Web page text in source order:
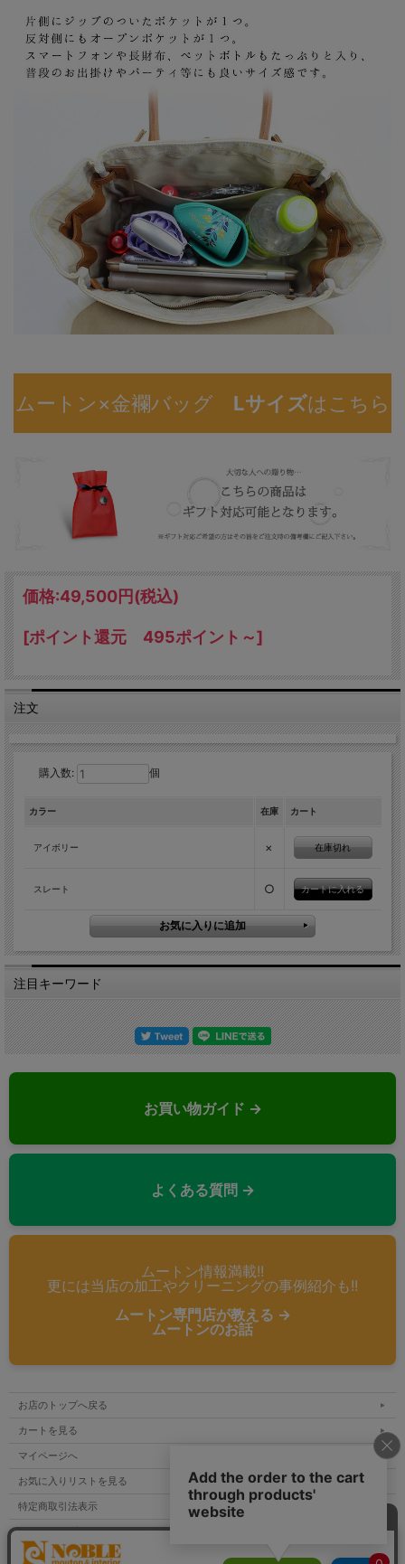
ムートン×金襴バッグ Lサイズはこちら
価格:49,500円(税込)
[ポイント還元 495ポイント～]
注文
購入数: 個
カラー 在庫 カート
アイボリー × 在庫切れ
スレート ○
注目キーワード
お買い物ガイド →
よくある質問 →
ムートン情報満載!!
更には当店の加工やクリーニングの事例紹介も!!
ムートン専門店が教える →
ムートンのお話
お店のトップへ戻る
カートを見る
マイページへ
お気に入りリストを見る
特定商取引法表示
サイトマップ
メルマガ登録